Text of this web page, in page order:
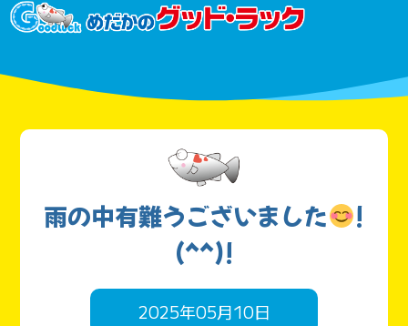
雨の中有難うございました
!
(^^)!
2025年05月10日